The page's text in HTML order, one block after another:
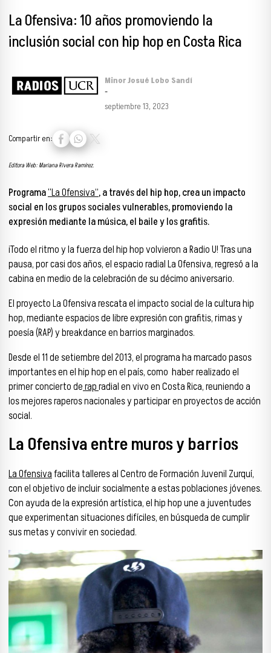
La Ofensiva: 10 años promoviendo la
inclusión social con hip hop en Costa Rica
Minor Josué Lobo Sandí
-
septiembre 13, 2023
Compartir en:
Editora Web: Mariana Rivera Ramírez.
Programa“La Ofensiva”, a través del hip hop, crea un impacto
social en los grupos sociales vulnerables, promoviendo la
expresión mediante la música, el baile y los grafitis.
¡Todo el ritmo y la fuerza del hip hop volvieron a Radio U! Tras una
pausa, por casi dos años, el espacio radial La Ofensiva, regresó a la
cabina en medio de la celebración de su décimo aniversario.
El proyecto La Ofensiva rescata el impacto social de la cultura hip
hop, mediante espacios de libre expresión con grafitis, rimas y
poesía (RAP) y breakdance en barrios marginados.
Desde el 11 de setiembre del 2013, el programa ha marcado pasos
importantes en el hip hop en el país, como haber realizado el
primer concierto derapradial en vivo en Costa Rica, reuniendo a
los mejores raperos nacionales y participar en proyectos de acción
social.
La Ofensiva entre muros y barrios
La Ofensivafacilita talleres al Centro de Formación Juvenil Zurquí,
con el objetivo de incluir socialmente a estas poblaciones jóvenes.
Con ayuda de la expresión artística, el hip hop une a juventudes
que experimentan situaciones difíciles, en búsqueda de cumplir
sus metas y convivir en sociedad.